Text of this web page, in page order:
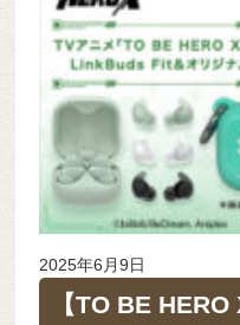
2025年6月9日
【TO BE